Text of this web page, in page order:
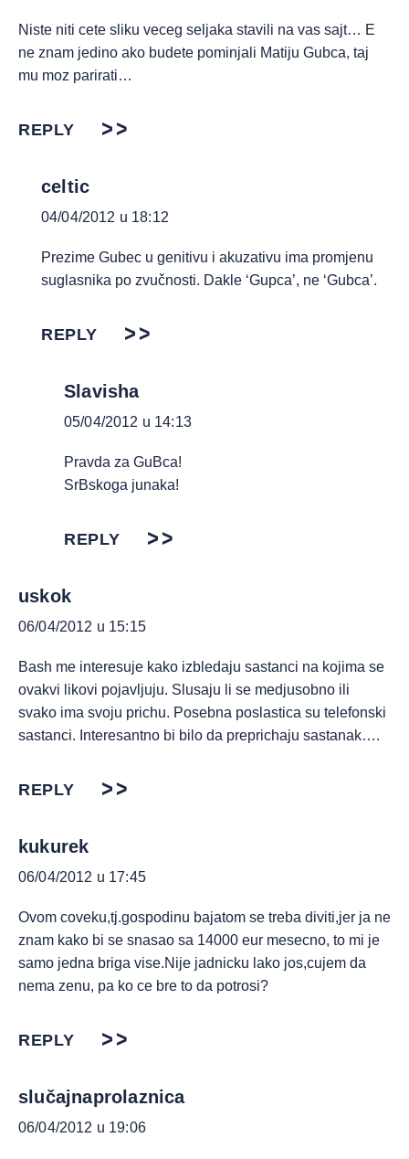
Niste niti cete sliku veceg seljaka stavili na vas sajt… E
ne znam jedino ako budete pominjali Matiju Gubca, taj
mu moz parirati…
REPLY
celtic
04/04/2012 u 18:12
Prezime Gubec u genitivu i akuzativu ima promjenu
suglasnika po zvučnosti. Dakle ‘Gupca’, ne ‘Gubca’.
REPLY
Slavisha
05/04/2012 u 14:13
Pravda za GuBca!
SrBskoga junaka!
REPLY
uskok
06/04/2012 u 15:15
Bash me interesuje kako izbledaju sastanci na kojima se
ovakvi likovi pojavljuju. Slusaju li se medjusobno ili
svako ima svoju prichu. Posebna poslastica su telefonski
sastanci. Interesantno bi bilo da preprichaju sastanak….
REPLY
kukurek
06/04/2012 u 17:45
Ovom coveku,tj.gospodinu bajatom se treba diviti,jer ja ne
znam kako bi se snasao sa 14000 eur mesecno, to mi je
samo jedna briga vise.Nije jadnicku lako jos,cujem da
nema zenu, pa ko ce bre to da potrosi?
REPLY
slučajnaprolaznica
06/04/2012 u 19:06